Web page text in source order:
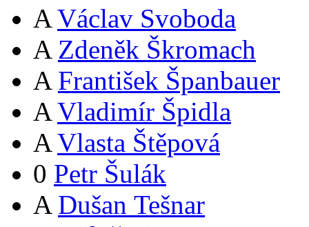
A Václav Svoboda
A Zdeněk Škromach
A František Španbauer
A Vladimír Špidla
A Vlasta Štěpová
0 Petr Šulák
A Dušan Tešnar